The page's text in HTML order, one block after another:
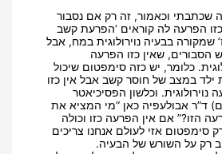
שכתבתי וכאמור, זה רק אם נסבור
הפרעה לה קוראים ‘הפרעת קשב
שמקורה בבעיה נוירולוגית במח, אבל
הסבורים, שאין כזו הפרעה
כלומר, יש כזה סימפטום שיכול
ילד במצב של חוסר קשב אבל אין כזו
נוירולוגית. וכלשון הפסיכיאטר
ד”ר אבולעפיה כאן “מי המציא את
הזו?” אם אין הפרעה כזו וכולה
סימפטום אזי לעולם אנחנו צריכים
רק על השורש של הבעיה.